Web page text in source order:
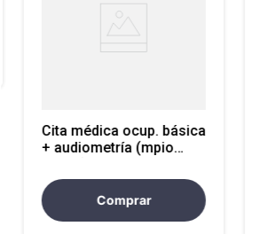
Cita médica ocup. básica
+ audiometría (mpio
Comprar